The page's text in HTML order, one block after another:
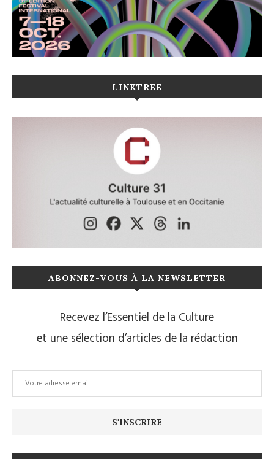
LINKTREE
ABONNEZ-VOUS À LA NEWSLETTER
Recevez l’Essentiel de la Culture
et une sélection d’articles de la rédaction